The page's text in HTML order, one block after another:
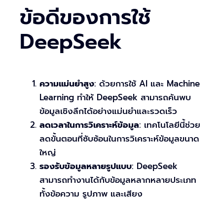
ข้อดีของการใช้
DeepSeek
ความแม่นยำสูง: ด้วยการใช้ AI และ Machine
Learning ทำให้ DeepSeek สามารถค้นพบ
ข้อมูลเชิงลึกได้อย่างแม่นยำและรวดเร็ว
ลดเวลาในการวิเคราะห์ข้อมูล: เทคโนโลยีนี้ช่วย
ลดขั้นตอนที่ซับซ้อนในการวิเคราะห์ข้อมูลขนาด
ใหญ่
รองรับข้อมูลหลายรูปแบบ: DeepSeek
สามารถทำงานได้กับข้อมูลหลากหลายประเภท
ทั้งข้อความ รูปภาพ และเสียง